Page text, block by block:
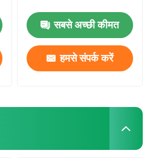
सबसे अच्छी कीमत
हमसे संपर्क करें